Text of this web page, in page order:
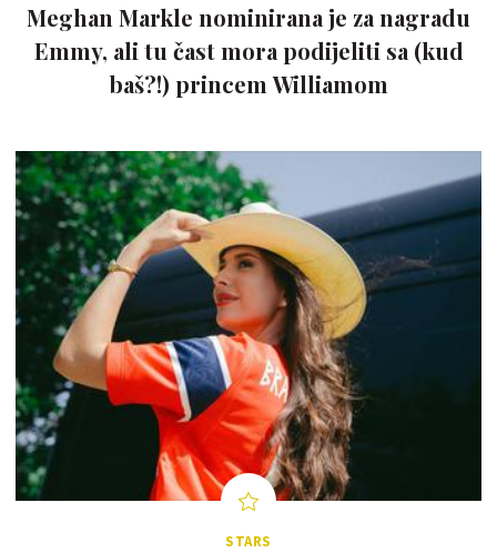
Meghan Markle nominirana je za nagradu
Emmy, ali tu čast mora podijeliti sa (kud
baš?!) princem Williamom
STARS